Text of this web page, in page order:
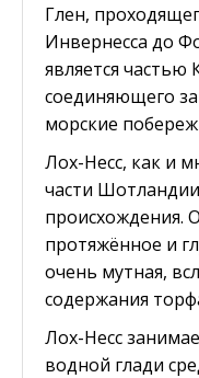
Глен,
Инвернесса до
является частью
соединяющего
морские
Лох-Несс, как и
части
происхождения.
протяжённое и
очень мутная,
содержания
Лох-Несс
водной глади